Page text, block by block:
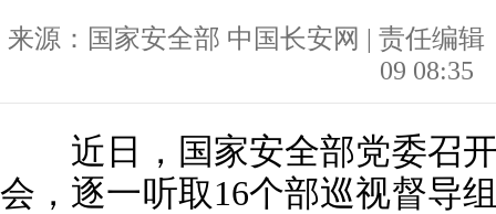
来源：国家安全部 中国长安网 | 责任编辑
09 08:35
近日，国家安全部党委召开
会，逐一听取16个部巡视督导